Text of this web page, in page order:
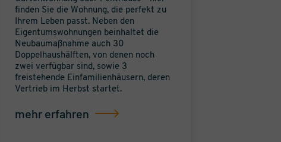
finden Sie die Wohnung, die perfekt zu
Ihrem Leben passt. Neben den
Eigentumswohnungen beinhaltet die
Neubaumaßnahme auch 30
Doppelhaushälften, von denen noch
zwei verfügbar sind, sowie 3
freistehende Einfamilienhäusern, deren
Vertrieb im Herbst startet.
mehr erfahren